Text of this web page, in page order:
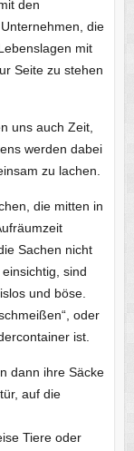
den
die
mit
Seite zu stehen
uns auch Zeit,
werden dabei
zu lachen.
die mitten in
Sachen nicht
sind
und böse.
oder
ist.
dann ihre Säcke
auf die
Tiere oder